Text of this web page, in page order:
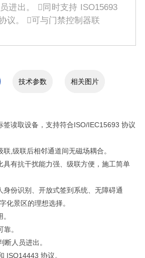
进出。 同时支持 ISO15693
议。 可与门禁控制器联
技术参数 相关图片
签读取设备，支持符合ISO/IEC15693 协议
联 级联后相邻通道间无磁场耦合。
具有抗干扰能力强、级联方便，施工简单
身份识别、开放式签到系统、无障碍通
化景区的理想选择。
。
断人员进出。
ISO14443 协议。